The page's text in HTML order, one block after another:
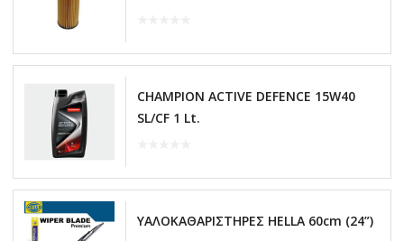
CHAMPION ACTIVE DEFENCE 15W40
SL/CF 1 Lt.
ΥΑΛΟΚΑΘΑΡΙΣΤΗΡΕΣ HELLA 60cm (24”)